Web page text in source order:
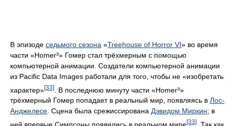
В эпизоде седьмого сезона «Treehouse of Horror VI» во время
части «Homer³» Гомер стал трёхмерным с помощью
компьютерной анимации. Создатели компьютерной анимации
из Pacific Data Images работали для того, чтобы не «изобретать
характер»[33]
. В последнюю минуту части «Homer³»
трёхмерный Гомер попадает в реальный мир, появляясь в Лос-
Анджелесе . Сцена была срежиссирована Дэвидом Миркин; в
[33]